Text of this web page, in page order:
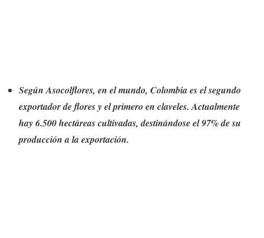
Según Asocolflores, en el mundo, Colombia es el segundo
exportador de flores y el primero en claveles. Actualmente
hay 6.500 hectáreas cultivadas, destinándose el 97% de su
producción a la exportación.